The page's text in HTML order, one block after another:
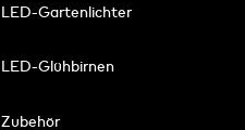
LED-Gartenlichter
LED-Glühbirnen
Zubehör